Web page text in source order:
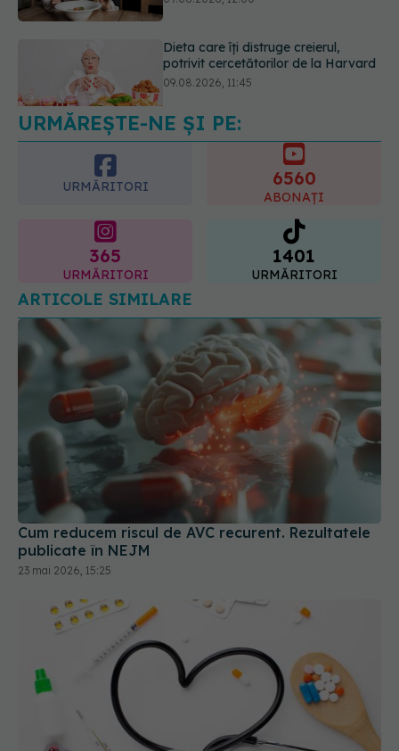
Dieta care îți distruge creierul,
potrivit cercetătorilor de la Harvard
09.08.2026, 11:45
URMĂREȘTE-NE ȘI PE:
URMĂRITORI 6560
ABONAȚI
365
URMĂRITORI
1401
URMĂRITORI
ARTICOLE SIMILARE
Cum reducem riscul de AVC recurent. Rezultatele
publicate în NEJM
23 mai 2026, 15:25